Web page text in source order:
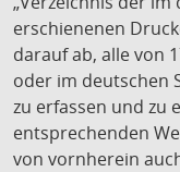
erschienenen
darauf ab, alle von
oder im deutschen
zu erfassen und zu
entsprechenden
von vornherein